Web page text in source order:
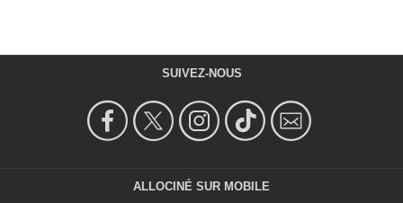
SUIVEZ-NOUS
ALLOCINÉ SUR MOBILE